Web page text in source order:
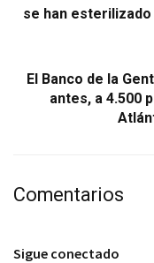
se han
El Banco de la
antes, a 4.500
Comentarios
Sigue conectado